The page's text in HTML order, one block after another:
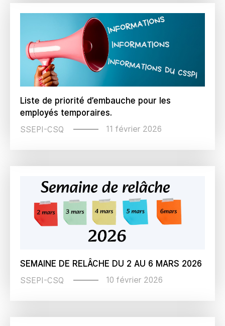
Liste de priorité d’embauche pour les
employés temporaires.
SSEPI-CSQ 11 février 2026
SEMAINE DE RELÂCHE DU 2 AU 6 MARS 2026
SSEPI-CSQ 10 février 2026